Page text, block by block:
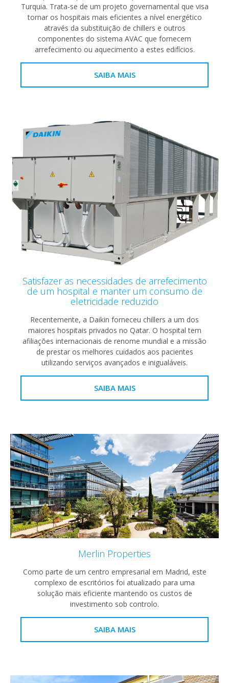
Turquia. Trata-se de um projeto governamental que visa
tornar os hospitais mais eficientes a nível energético
através da substituição de chillers e outros
componentes do sistema AVAC que fornecem
arrefecimento ou aquecimento a estes edifícios.
SAIBA MAIS
Satisfazer as necessidades de arrefecimento
de um hospital e manter um consumo de
eletricidade reduzido
Recentemente, a Daikin forneceu chillers a um dos
maiores hospitais privados no Qatar. O hospital tem
afiliações internacionais de renome mundial e a missão
de prestar os melhores cuidados aos pacientes
utilizando serviços avançados e inigualáveis.
SAIBA MAIS
Merlin Properties
Como parte de um centro empresarial em Madrid, este
complexo de escritórios foi atualizado para uma
solução mais eficiente mantendo os custos de
investimento sob controlo.
SAIBA MAIS